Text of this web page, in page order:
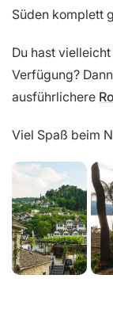
Süden komplett
Du hast
Verfügung?
ausführlichere
Viel Spaß beim